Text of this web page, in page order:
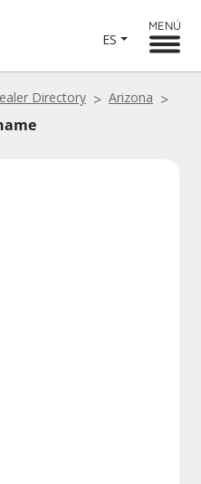
ES
MENÚ
Directory
Arizona